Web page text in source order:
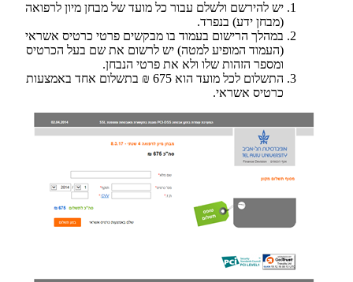
יש להירשם ולשלם עבור כל מועד של מבחן מיון לרפואה
(מבחן ידע) בנפרד.
במהלך הרישום בעמוד בו מבקשים פרטי כרטיס אשראי
(העמוד המופיע למטה) יש לרשום את שם בעל הכרטיס
ומספר הזהות שלו ולא את פרטי הנבחן.
התשלום לכל מועד הוא 675 ₪ בתשלום אחד באמצעות
כרטיס אשראי.